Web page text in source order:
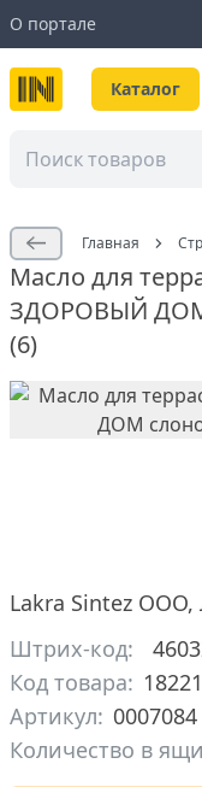
О портале
Каталог
Главная
Масло для
ЗДОРОВЫЙ ДОМ
(6)
Lakra Sintez ООО,
Штрих-код:
Код товара:
Артикул: 0007084
Количество в